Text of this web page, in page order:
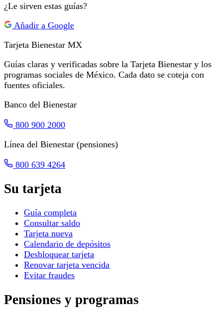
¿Le sirven estas guías?
Añadir a Google
Tarjeta Bienestar MX
Guías claras y verificadas sobre la Tarjeta Bienestar y los
programas sociales de México. Cada dato se coteja con
fuentes oficiales.
Banco del Bienestar
800 900 2000
Línea del Bienestar (pensiones)
800 639 4264
Su tarjeta
Guía completa
Consultar saldo
Tarjeta nueva
Calendario de depósitos
Desbloquear tarjeta
Renovar tarjeta vencida
Evitar fraudes
Pensiones y programas